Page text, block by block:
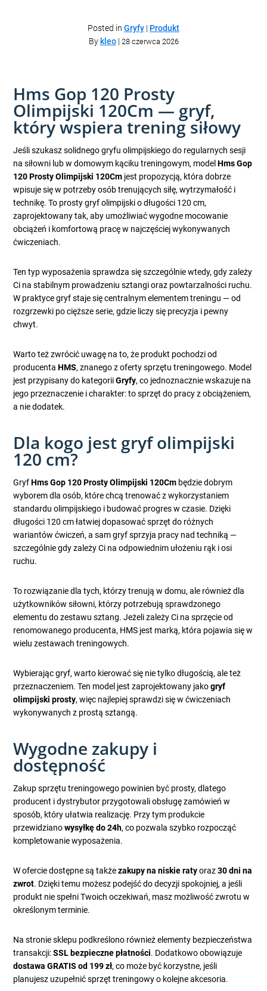
Posted in Gryfy | Produkt
By kleo| 28 czerwca 2026
Hms Gop 120 Prosty
Olimpijski 120Cm — gryf,
który wspiera trening siłowy
Jeśli szukasz solidnego gryfu olimpijskiego do regularnych sesji
na siłowni lub w domowym kąciku treningowym, modelHms Gop
120 Prosty Olimpijski 120Cm jest propozycją, która dobrze
wpisuje się w potrzeby osób trenujących siłę, wytrzymałość i
technikę. To prosty gryf olimpijski o długości 120 cm,
zaprojektowany tak, aby umożliwiać wygodne mocowanie
obciążeń i komfortową pracę w najczęściej wykonywanych
ćwiczeniach.
Ten typ wyposażenia sprawdza się szczególnie wtedy, gdy zależy
Ci na stabilnym prowadzeniu sztangi oraz powtarzalności ruchu.
W praktyce gryf staje się centralnym elementem treningu — od
rozgrzewki po cięższe serie, gdzie liczy się precyzja i pewny
chwyt.
Warto też zwrócić uwagę na to, że produkt pochodzi od
producentaHMS, znanego z oferty sprzętu treningowego. Model
jest przypisany do kategoriiGryfy, co jednoznacznie wskazuje na
jego przeznaczenie i charakter: to sprzęt do pracy z obciążeniem,
a nie dodatek.
Dla kogo jest gryf olimpijski
120 cm?
GryfHms Gop 120 Prosty Olimpijski 120Cm będzie dobrym
wyborem dla osób, które chcą trenować z wykorzystaniem
standardu olimpijskiego i budować progres w czasie. Dzięki
długości 120 cm łatwiej dopasować sprzęt do różnych
wariantów ćwiczeń, a sam gryf sprzyja pracy nad techniką —
szczególnie gdy zależy Ci na odpowiednim ułożeniu rąk i osi
ruchu.
To rozwiązanie dla tych, którzy trenują w domu, ale również dla
użytkowników siłowni, którzy potrzebują sprawdzonego
elementu do zestawu sztang. Jeżeli zależy Ci na sprzęcie od
renomowanego producenta, HMS jest marką, która pojawia się w
wielu zestawach treningowych.
Wybierając gryf, warto kierować się nie tylko długością, ale też
przeznaczeniem. Ten model jest zaprojektowany jakogryf
olimpijski prosty, więc najlepiej sprawdzi się w ćwiczeniach
wykonywanych z prostą sztangą.
Wygodne zakupy i
dostępność
Zakup sprzętu treningowego powinien być prosty, dlatego
producent i dystrybutor przygotowali obsługę zamówień w
sposób, który ułatwia realizację. Przy tym produkcie
przewidzianowysyłkę do 24h, co pozwala szybko rozpocząć
kompletowanie wyposażenia.
W ofercie dostępne są takżezakupy na niskie ratyoraz30 dni na
zwrot. Dzięki temu możesz podejść do decyzji spokojniej, a jeśli
produkt nie spełni Twoich oczekiwań, masz możliwość zwrotu w
określonym terminie.
Na stronie sklepu podkreślono również elementy bezpieczeństwa
transakcji:SSL bezpieczne płatności. Dodatkowo obowiązuje
dostawa GRATIS od 199 zł, co może być korzystne, jeśli
planujesz uzupełnić sprzęt treningowy o kolejne akcesoria.